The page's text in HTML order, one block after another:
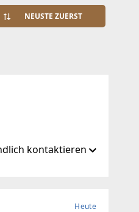
NEUSTE ZUERST
kontaktieren
Heute